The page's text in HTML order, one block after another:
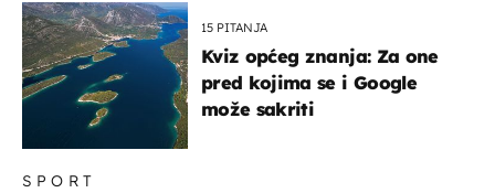
SPORT
15 PITANJA
Kviz općeg znanja: Za one
pred kojima se i Google
može sakriti